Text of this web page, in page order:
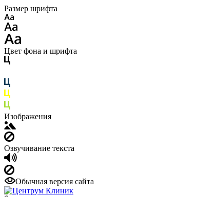
Размер шрифта
Цвет фона и шрифта
Изображения
Озвучивание текста
Обычная версия сайта